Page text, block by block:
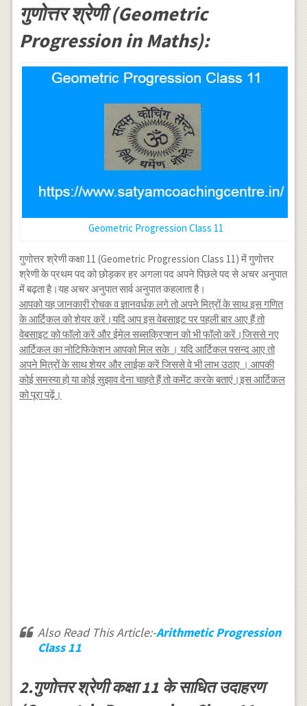
गुणोत्तर श्रेणी (Geometric
Progression in Maths):
Geometric Progression Class 11
गुणोत्तर श्रेणी कक्षा 11 (Geometric Progression Class 11) में गुणोत्तर
श्रेणी के प्रथम पद को छोड़कर हर अगला पद अपने पिछले पद से अचर अनुपात
में बढ़ता है।यह अचर अनुपात सार्व अनुपात कहलाता है।
आपको यह जानकारी रोचक व ज्ञानवर्धक लगे तो अपने मित्रों के साथ इस गणित
के आर्टिकल को शेयर करें।यदि आप इस वेबसाइट पर पहली बार आए हैं तो
वेबसाइट को फॉलो करें और ईमेल सब्सक्रिप्शन को भी फॉलो करें।जिससे नए
आर्टिकल का नोटिफिकेशन आपको मिल सके । यदि आर्टिकल पसन्द आए तो
अपने मित्रों के साथ शेयर और लाईक करें जिससे वे भी लाभ उठाए । आपकी
कोई समस्या हो या कोई सुझाव देना चाहते हैं तो कमेंट करके बताएं।इस आर्टिकल
को पूरा पढ़ें।
Also Read This Article:-Arithmetic Progression
Class 11
2.गुणोत्तर श्रेणी कक्षा 11 के साधित उदाहरण